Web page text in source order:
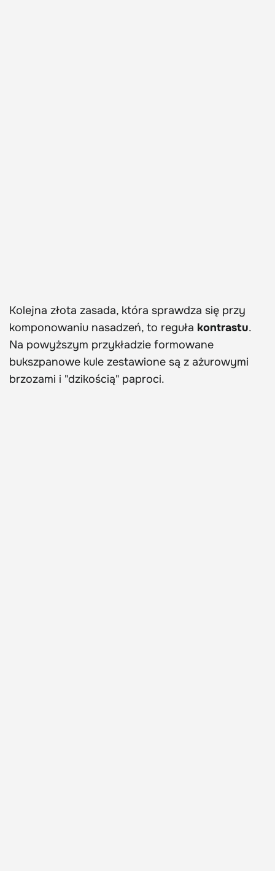
Kolejna złota zasada, która sprawdza się przy
komponowaniu nasadzeń, to reguła kontrastu.
Na powyższym przykładzie formowane
bukszpanowe kule zestawione są z ażurowymi
brzozami i "dzikością" paproci.